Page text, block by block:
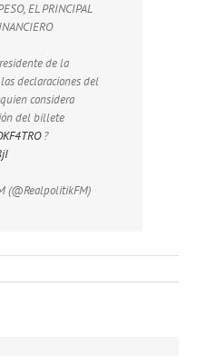
EL PRINCIPAL
de la
declaraciones del
considera
del billete
?
(@RealpolitikFM)